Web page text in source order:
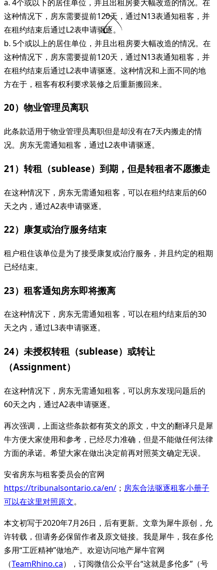
a. 4个或以下的居住单位，并且出租房要大幅改造的情况。在
这种情况下，房东需要提前120天，通过N13表通知租客，并
在租约结束后通过L2表申请驱逐。
b. 5个或以上的居住单位，并且出租房要大幅改造的情况。在
这种情况下，房东需要提前120天，通过N13表通知租客，并
在租约结束后通过L2表申请驱逐。这种情况和上面不同的地
方在于，租客有权利要求装修之后重新搬回来。
20）物业管理员离职
此条款适用于物业管理员离职但是却没有在7天内搬走的情
况。房东无需通知租客，通过L2表申请驱逐。
21）转租（sublease）到期，但是转租者不愿搬走
在这种情况下，房东无需通知租客，可以在租约结束后的60
天之内，通过A2表申请驱逐。
22）康复或治疗服务结束
租户租住该单位是为了接受康复或治疗服务，并且约定的租期
已经结束。
23）租客通知房东即将搬离
在这种情况下，房东无需通知租客，可以在租约结束后的30
天之内，通过L3表申请驱逐。
24）未授权转租（sublease）或转让
（Assignment）
在这种情况下，房东无需通知租客，可以房东发现问题后的
60天之内，通过A2表申请驱逐。
再次强调，上面这些条款都有英文的原文，中文的翻译只是犀
牛方便大家使用和参考，已经尽力准确，但是不能做任何法律
方面的承诺。希望大家在做出决定前再对照英文确定无误。
安省房东与租客委员会的官网
https://tribunalsontario.ca/en/ ； 房东合法驱逐租客小册子
可以在这里对照原文。
本文初写于2020年7月26日，后有更新。文章为犀牛原创，允
许转载，但请务必保留作者及原文链接。我是犀牛，我在多伦
多用“工匠精神”做地产。欢迎访问地产犀牛官网
（TeamRhino.ca），订阅微信公众平台“这就是多伦多”（号